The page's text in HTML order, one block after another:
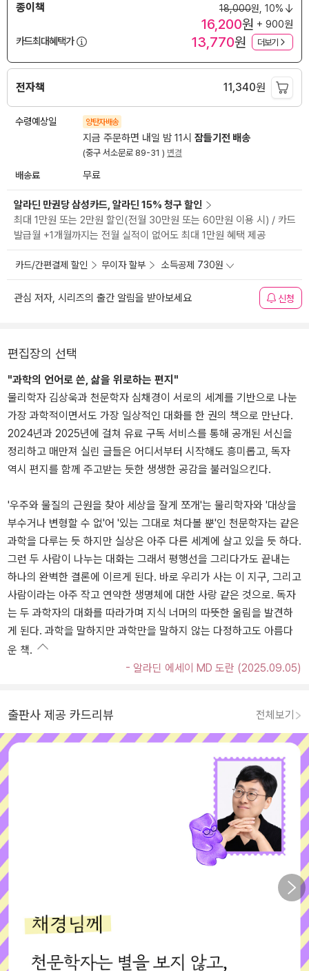
종이책 18,000원, 10%
16,200원 + 900원
카드최대혜택가
13,770원 더보기
전자책 11,340원
수령예상일 양탄자배송
지금 주문하면 내일 밤 11시 잠들기전 배송
(중구 서소문로 89-31 ) 변경
배송료 무료
알라딘 만권당 삼성카드, 알라딘 15% 청구 할인
최대 1만원 또는 2만원 할인(전월 30만원 또는 60만원 이용 시) / 카드
발급월 +1개월까지는 전월 실적이 없어도 최대 1만원 혜택 제공
카드/간편결제 할인 무이자 할부 소득공제 730원
관심 저자, 시리즈의 출간 알림을 받아보세요 신청
편집장의 선택
"과학의 언어로 쓴, 삶을 위로하는 편지"
물리학자 김상욱과 천문학자 심채경이 서로의 세계를 기반으로 나눈
가장 과학적이면서도 가장 일상적인 대화를 한 권의 책으로 만난다.
2024년과 2025년에 걸쳐 유료 구독 서비스를 통해 공개된 서신을
정리하고 매만져 실린 글들은 어디서부터 시작해도 흥미롭고, 독자
역시 편지를 함께 주고받는 듯한 생생한 공감을 불러일으킨다.
'우주와 물질의 근원을 찾아 세상을 잘게 쪼개'는 물리학자와 '대상을
부수거나 변형할 수 없'어 '있는 그대로 쳐다볼 뿐'인 천문학자는 같은
과학을 다루는 듯 하지만 실상은 아주 다른 세계에 살고 있을 듯 하다.
그런 두 사람이 나누는 대화는 그래서 평행선을 그리다가도 끝내는
하나의 완벽한 결론에 이르게 된다. 바로 우리가 사는 이 지구, 그리고
사람이라는 아주 작고 연약한 생명체에 대한 사랑 같은 것으로. 독자
는 두 과학자의 대화를 따라가며 지식 너머의 따뜻한 울림을 발견하
게 된다. 과학을 말하지만 과학만을 말하지 않는 다정하고도 아름다
운 책.
- 알라딘 에세이 MD 도란 (2025.09.05)
출판사 제공 카드리뷰 전체보기